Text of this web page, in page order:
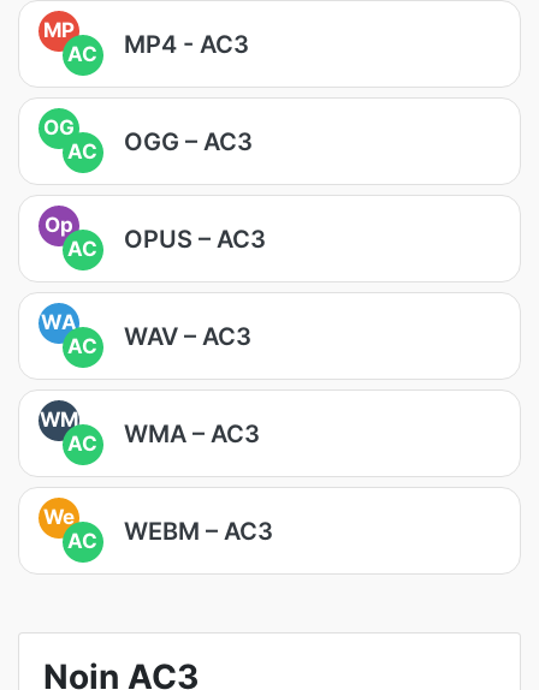
MP
AC
MP4 - AC3
OG
AC
OGG – AC3
Op
AC
OPUS – AC3
WA
AC
WAV – AC3
WM
AC
WMA – AC3
We
AC
WEBM – AC3
Noin AC3